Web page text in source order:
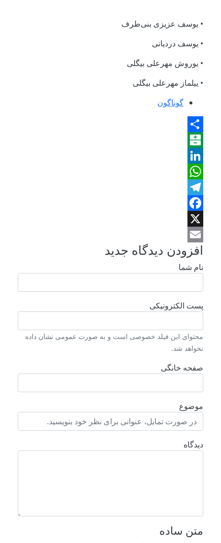
• یوسف عزیزی بنی‌طرف
• یوسف دردیانی
• یوروش مهرعلی بیگلی
• ییلماز مهرعلی بیگلی
گوناگون
Share
Balatarin
LinkedIn
WhatsApp
Telegram
Facebook
Email
افزودن دیدگاه جدید
نام شما
پست الکترونیکی
محتوای این فیلد خصوصی است و به صورت عمومی نشان داده
نخواهد شد.
صفحه خانگی
موضوع
دیدگاه
متن ساده